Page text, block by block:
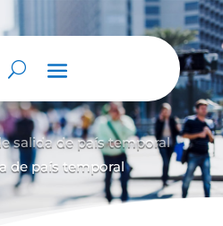
salida de país temporal
de país temporal